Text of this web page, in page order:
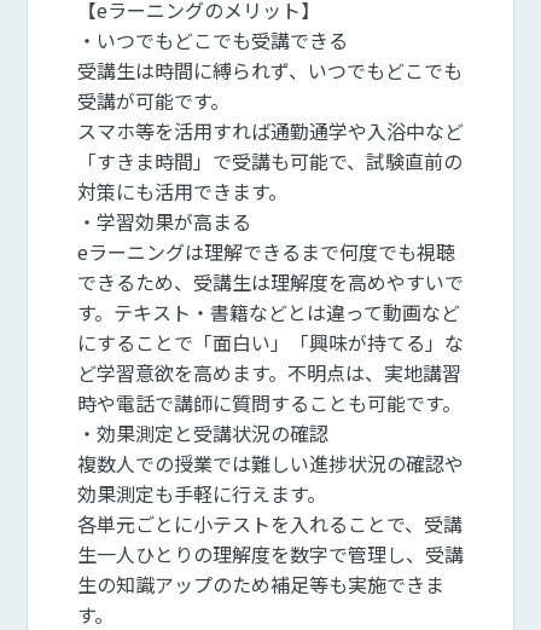
【eラーニングのメリット】
・いつでもどこでも受講できる
受講生は時間に縛られず、いつでもどこでも
受講が可能です。
スマホ等を活用すれば通勤通学や入浴中など
「すきま時間」で受講も可能で、試験直前の
対策にも活用できます。
・学習効果が高まる
eラーニングは理解できるまで何度でも視聴
できるため、受講生は理解度を高めやすいで
す。テキスト・書籍などとは違って動画など
にすることで「面白い」「興味が持てる」な
ど学習意欲を高めます。不明点は、実地講習
時や電話で講師に質問することも可能です。
・効果測定と受講状況の確認
複数人での授業では難しい進捗状況の確認や
効果測定も手軽に行えます。
各単元ごとに小テストを入れることで、受講
生一人ひとりの理解度を数字で管理し、受講
生の知識アップのため補足等も実施できま
す。